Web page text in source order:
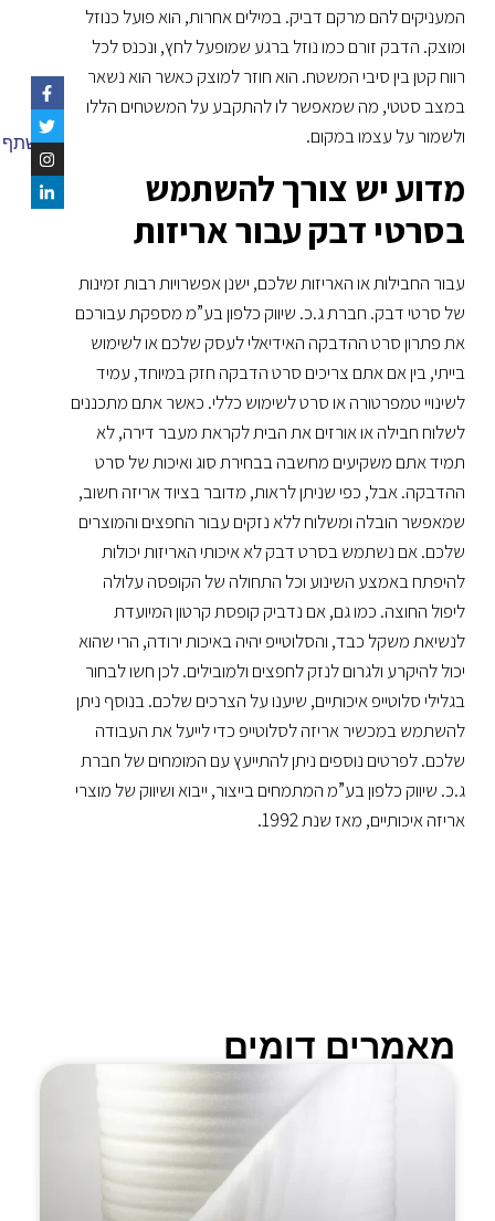
המעניקים להם מרקם דביק. במילים אחרות, הוא פועל כנוזל
ומוצק. הדבק זורם כמו נוזל ברגע שמופעל לחץ, ונכנס לכל
רווח קטן בין סיבי המשטח. הוא חוזר למוצק כאשר הוא נשאר
במצב סטטי, מה שמאפשר לו להתקבע על המשטחים הללו
ולשמור על עצמו במקום.
מדוע יש צורך להשתמש
בסרטי דבק עבור אריזות
עבור החבילות או האריזות שלכם, ישנן אפשרויות רבות זמינות
של סרטי דבק. חברת ג.כ. שיווק כלפון בע”מ מספקת עבורכם
את פתרון סרט ההדבקה האידיאלי לעסק שלכם או לשימוש
בייתי, בין אם אתם צריכים סרט הדבקה חזק במיוחד, עמיד
לשינויי טמפרטורה או סרט לשימוש כללי. כאשר אתם מתכננים
לשלוח חבילה או אורזים את הבית לקראת מעבר דירה, לא
תמיד אתם משקיעים מחשבה בבחירת סוג ואיכות של סרט
ההדבקה. אבל, כפי שניתן לראות, מדובר בציוד אריזה חשוב,
שמאפשר הובלה ומשלוח ללא נזקים עבור החפצים והמוצרים
שלכם. אם נשתמש בסרט דבק לא איכותי האריזות יכולות
להיפתח באמצע השינוע וכל התחולה של הקופסה עלולה
ליפול החוצה. כמו גם, אם נדביק קופסת קרטון המיועדת
לנשיאת משקל כבד, והסלוטייפ יהיה באיכות ירודה, הרי שהוא
יכול להיקרע ולגרום לנזק לחפצים ולמובילים. לכן חשו לבחור
בגלילי סלוטייפ איכותיים, שיענו על הצרכים שלכם. בנוסף ניתן
להשתמש במכשיר אריזה לסלוטייפ כדי לייעל את העבודה
שלכם. לפרטים נוספים ניתן להתייעץ עם המומחים של חברת
ג.כ. שיווק כלפון בע”מ המתמחים בייצור, ייבוא ושיווק של מוצרי
אריזה איכותיים, מאז שנת 1992.
שתף
מאמרים דומים